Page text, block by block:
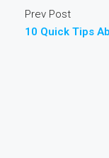
Prev Post
10 Quick Tips